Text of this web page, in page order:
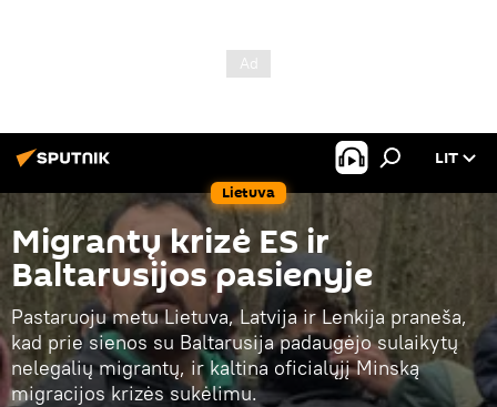
Lietuva
LIT
Migrantų krizė ES ir
Baltarusijos pasienyje
Pastaruoju metu Lietuva, Latvija ir Lenkija praneša,
kad prie sienos su Baltarusija padaugėjo sulaikytų
nelegalių migrantų, ir kaltina oficialųjį Minską
migracijos krizės sukėlimu.